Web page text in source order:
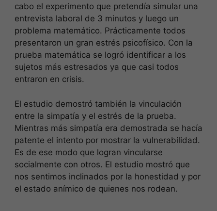
cabo el experimento que pretendía simular una
entrevista laboral de 3 minutos y luego un
problema matemático. Prácticamente todos
presentaron un gran estrés psicofísico. Con la
prueba matemática se logró identificar a los
sujetos más estresados ya que casi todos
entraron en crisis.
El estudio demostró también la vinculación
entre la simpatía y el estrés de la prueba.
Mientras más simpatía era demostrada se hacía
patente el intento por mostrar la vulnerabilidad.
Es de ese modo que logran vincularse
socialmente con otros. El estudio mostró que
nos sentimos inclinados por la honestidad y por
el estado anímico de quienes nos rodean.